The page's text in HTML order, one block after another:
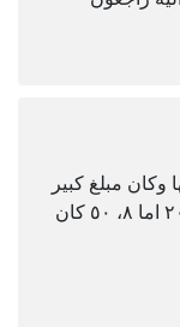
وكان مبلغ كبير
كان ٨،٥٠ وقبلها كان ب ٥،٥٠ غب سنه ٢٠٠٠ اما ٨، ٥٠ كان